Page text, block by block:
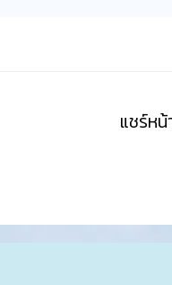
แชร์หน้